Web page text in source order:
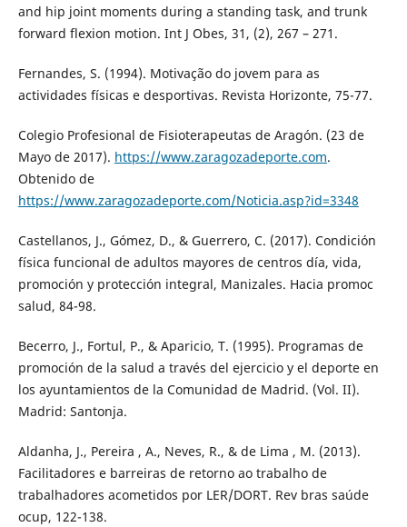
and hip joint moments during a standing task, and trunk
forward flexion motion. Int J Obes, 31, (2), 267 – 271.
Fernandes, S. (1994). Motivação do jovem para as
actividades físicas e desportivas. Revista Horizonte, 75-77.
Colegio Profesional de Fisioterapeutas de Aragón. (23 de
Mayo de 2017). https://www.zaragozadeporte.com.
Obtenido de
https://www.zaragozadeporte.com/Noticia.asp?id=3348
Castellanos, J., Gómez, D., & Guerrero, C. (2017). Condición
física funcional de adultos mayores de centros día, vida,
promoción y protección integral, Manizales. Hacia promoc
salud, 84-98.
Becerro, J., Fortul, P., & Aparicio, T. (1995). Programas de
promoción de la salud a través del ejercicio y el deporte en
los ayuntamientos de la Comunidad de Madrid. (Vol. II).
Madrid: Santonja.
Aldanha, J., Pereira , A., Neves, R., & de Lima , M. (2013).
Facilitadores e barreiras de retorno ao trabalho de
trabalhadores acometidos por LER/DORT. Rev bras saúde
ocup, 122-138.